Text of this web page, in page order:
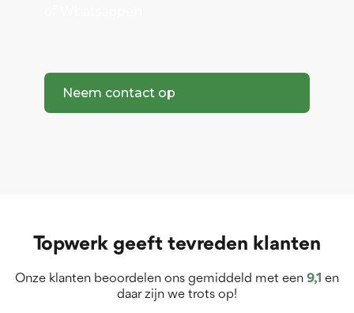
Neem contact op
Topwerk geeft tevreden klanten
Onze klanten beoordelen ons gemiddeld met een 9,1 en
daar zijn we trots op!